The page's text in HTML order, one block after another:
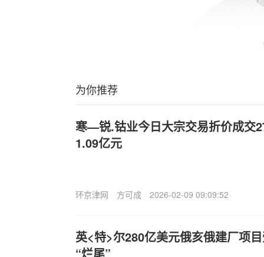
为你推荐
寒—锐.钴业今日大宗交易折价成交
1.09亿元
环京津网 方可成 2026-02-09 09:09:52
英<特>尔280亿美元俄亥俄建厂项
“烂尾”